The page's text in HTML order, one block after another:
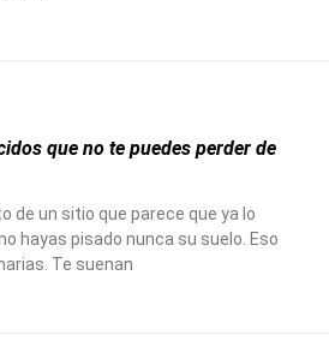
que no te puedes perder de
de un sitio que parece que ya lo
hayas pisado nunca su suelo. Eso
Te suenan